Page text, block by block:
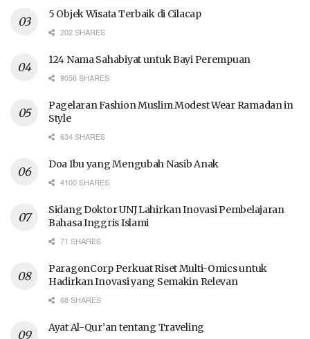
5 Objek Wisata Terbaik di Cilacap
202 SHARES
124 Nama Sahabiyat untuk Bayi Perempuan
9056 SHARES
Pagelaran Fashion Muslim Modest Wear Ramadan in
Style
634 SHARES
Doa Ibu yang Mengubah Nasib Anak
4100 SHARES
Sidang Doktor UNJ Lahirkan Inovasi Pembelajaran
Bahasa Inggris Islami
71 SHARES
ParagonCorp Perkuat Riset Multi-Omics untuk
Hadirkan Inovasi yang Semakin Relevan
68 SHARES
Ayat Al-Qur’an tentang Traveling